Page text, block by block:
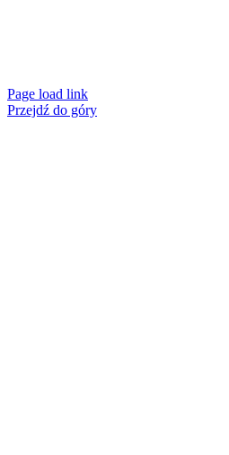
Page load link
Przejdź do góry